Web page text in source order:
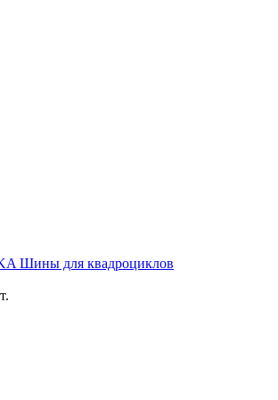
Шины для квадроциклов